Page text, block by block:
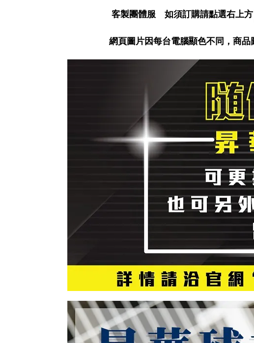
客製團體服 如須訂購請點選右上方
網頁圖片因每台電腦顯色不同，商